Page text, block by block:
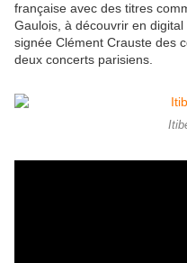
française avec des titres
Gaulois, à découvrir en
signée Clément Crauste des
deux concerts parisiens.